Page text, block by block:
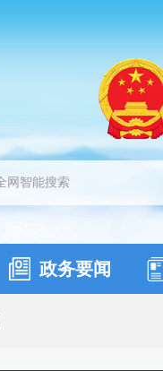
政务要闻